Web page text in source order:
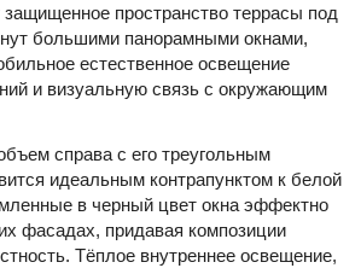
пространство террасы под
большими панорамными окнами,
естественное освещение
и визуальную связь с окружающим
справа с его треугольным
идеальным контрапунктом к белой
в черный цвет окна эффектно
фасадах, придавая композиции
Тёплое внутреннее освещение,